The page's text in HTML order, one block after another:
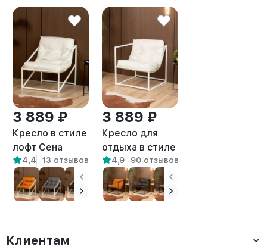
3 889 ₽
Кресло в стиле
лофт Сена
экокожа
белый/белый
4,4 13 отзывов
3 889 ₽
Кресло для
отдыха в стиле
лофт Барта
белый/белый
4,9 90 отзывов
Клиентам